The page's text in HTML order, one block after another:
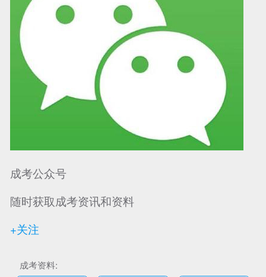
可信网站信用评 网络警察提醒你 诚信网站
成考公众号
随时获取成考资讯和资料
+关注
成考资料: